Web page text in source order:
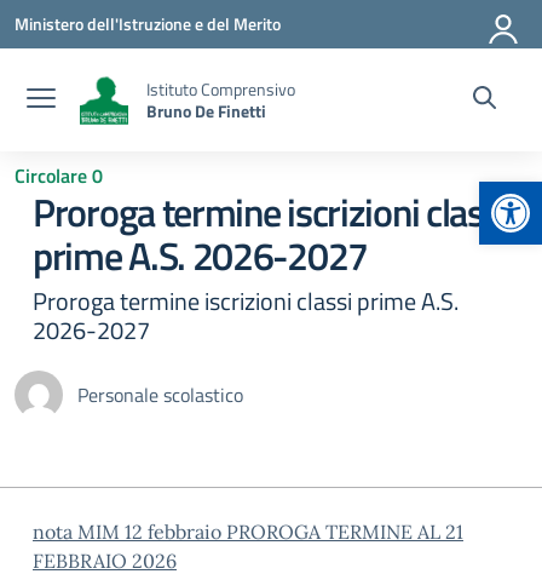
Vai ai contenuti
Vai al menu di navigazione
Vai al footer
Ministero dell'Istruzione e del Merito
Istituto Comprensivo
Bruno De Finetti
Circolare 0
Proroga termine iscrizioni classi
prime A.S. 2026-2027
Proroga termine iscrizioni classi prime A.S.
2026-2027
Personale scolastico
nota MIM 12 febbraio PROROGA TERMINE AL 21
FEBBRAIO 2026